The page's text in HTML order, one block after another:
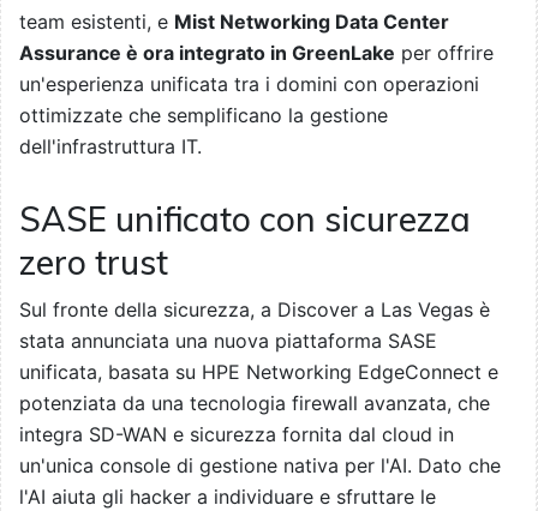
team esistenti, e Mist Networking Data Center
Assurance è ora integrato in GreenLake per offrire
un'esperienza unificata tra i domini con operazioni
ottimizzate che semplificano la gestione
dell'infrastruttura IT.
SASE unificato con sicurezza
zero trust
Sul fronte della sicurezza, a Discover a Las Vegas è
stata annunciata una nuova piattaforma SASE
unificata, basata su HPE Networking EdgeConnect e
potenziata da una tecnologia firewall avanzata, che
integra SD-WAN e sicurezza fornita dal cloud in
un'unica console di gestione nativa per l'AI. Dato che
l'AI aiuta gli hacker a individuare e sfruttare le